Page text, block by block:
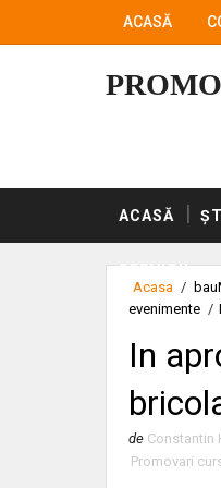
ACASĂ
ACASĂ
SERVICII
Acasa /
evenimente /
In
de Constantin
Promovari